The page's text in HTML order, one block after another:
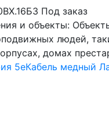
Под заказ
и объекты:
людей,
домах
5eКабель медный